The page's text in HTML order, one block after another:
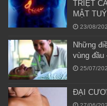
TRIỆT
MẬT
23/08/
Những
vùng đầu
25/07/
ĐẠI